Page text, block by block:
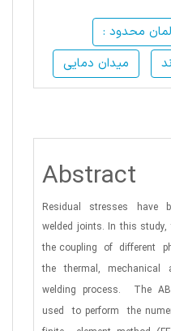
محدود
میدان دمایی
Abstract
Residual stresses have
welded joints. In this
the coupling of different
the thermal, mechanical
welding process. The
used
to perform the